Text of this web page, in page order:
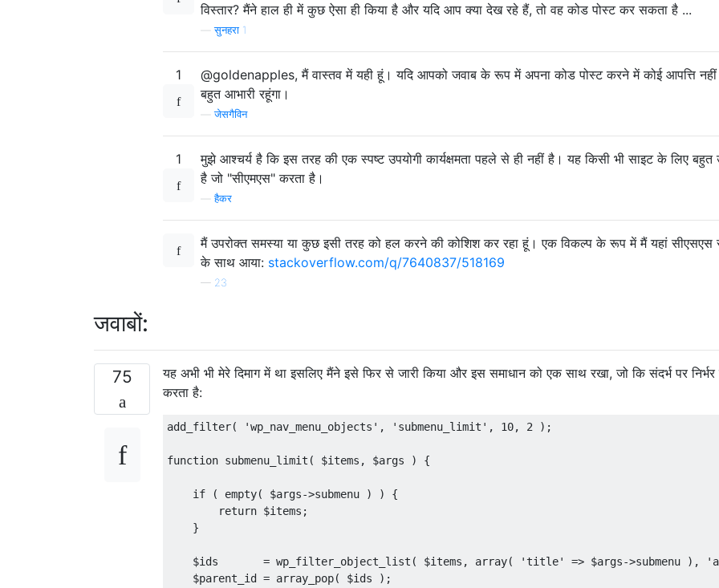
विस्तार? मैंने हाल ही में कुछ ऐसा ही किया है और यदि आप क्या देख रहे हैं, तो वह कोड पोस्ट कर सकता है ...
—सुनहरा 1
1
@goldenapples, मैं वास्तव में यही हूं। यदि आपको जवाब के रूप में अपना कोड पोस्ट करने में कोई आपत्ति नहीं
बहुत आभारी रहूंगा।
—जेसगैविन
1
मुझे आश्चर्य है कि इस तरह की एक स्पष्ट उपयोगी कार्यक्षमता पहले से ही नहीं है। यह किसी भी साइट के लिए बहुत
है जो "सीएमएस" करता है।
—हैकर
मैं उपरोक्त समस्या या कुछ इसी तरह को हल करने की कोशिश कर रहा हूं। एक विकल्प के रूप में मैं यहां सीएसएस
के साथ आया: stackoverflow.com/q/7640837/518169
— 23
जवाबों:
75
यह अभी भी मेरे दिमाग में था इसलिए मैंने इसे फिर से जारी किया और इस समाधान को एक साथ रखा, जो कि संदर्भ पर निर्भर
करता है:
add_filter( 'wp_nav_menu_objects' , 'submenu_limit' , 10, 2 );
function submenu_limit ( $items , $args ) {
if ( empty( $args->submenu ) )
{
return $items ;
}
    $ids
= wp_filter_object_list ( $items , array( 'title' => $args->submenu ),
    $parent_id
= array_pop( $ids
);